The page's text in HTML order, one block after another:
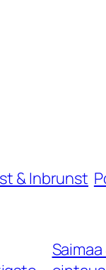
& Inbrunst